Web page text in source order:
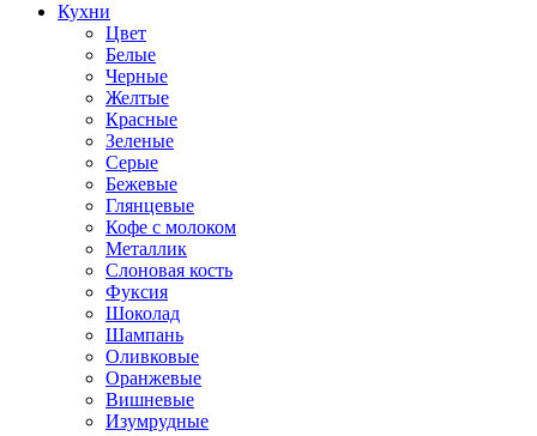
Кухни
Цвет
Белые
Черные
Желтые
Красные
Зеленые
Серые
Бежевые
Глянцевые
Кофе с молоком
Металлик
Слоновая кость
Фуксия
Шоколад
Шампань
Оливковые
Оранжевые
Вишневые
Изумрудные